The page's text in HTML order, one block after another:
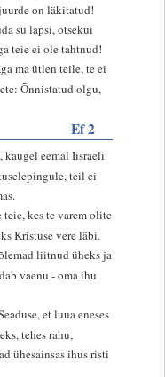
on läkitatud!
su lapsi, otsekui
teie ei ole tahtnud!
ma ütlen teile, te ei
Õnnistatud olgu,
Ef 2
eemal Iisraeli
teil ei
teie, kes te varem olite
Kristuse vere läbi.
liitnud üheks ja
vaenu - oma ihu
et luua eneses
tehes rahu,
ühesainsas ihus risti